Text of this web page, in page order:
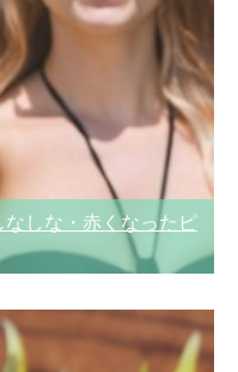
しな・赤くなったピ